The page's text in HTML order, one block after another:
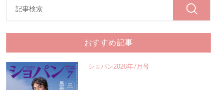
おすすめ記事
ショパン2026年7月号